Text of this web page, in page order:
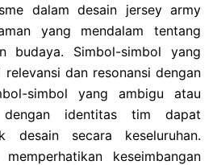
dalam desain jersey army
yang mendalam tentang
budaya. Simbol-simbol yang
dan resonansi dengan
simbol yang ambigu atau
dengan identitas tim dapat
desain secara keseluruhan.
keseimbangan